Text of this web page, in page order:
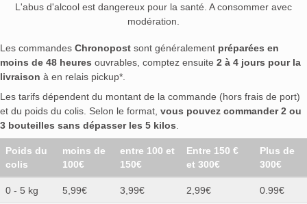
L'abus d'alcool est dangereux pour la santé. A consommer avec
modération.
Les commandes Chronopost sont généralement préparées en
moins de 48 heures ouvrables, comptez ensuite 2 à 4 jours pour la
livraison à en relais pickup*.
Les tarifs dépendent du montant de la commande (hors frais de port)
et du poids du colis. Selon le format, vous pouvez commander 2 ou
3 bouteilles sans dépasser les 5 kilos
Poids du
colis
moins de
100€
entre 100 et
150€
Entre 150 €
et 300€
Plus de
300€
0 - 5 kg 5,99€ 3,99€ 2,99€ 0.99€